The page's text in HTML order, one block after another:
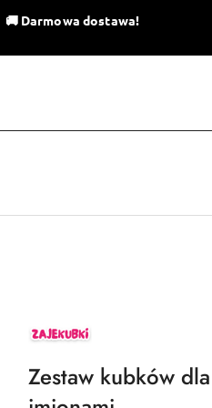
🚚 Darmowa dostawa!
ZAJEKUBKI
Zestaw kubków